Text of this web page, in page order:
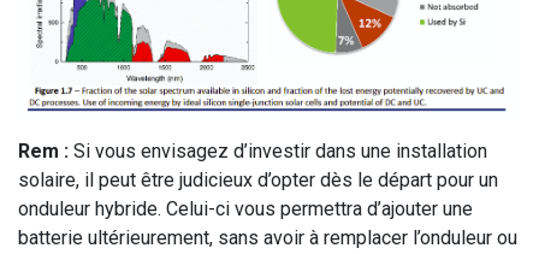
Rem : Si vous envisagez d’investir dans une installation
solaire, il peut être judicieux d’opter dès le départ pour un
onduleur hybride. Celui-ci vous permettra d’ajouter une
batterie ultérieurement, sans avoir à remplacer l’onduleur ou